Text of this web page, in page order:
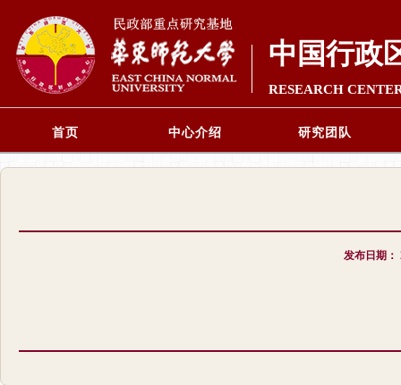
中国行政
RESEARCH
首页 中心介绍 研究团队
发布日期：